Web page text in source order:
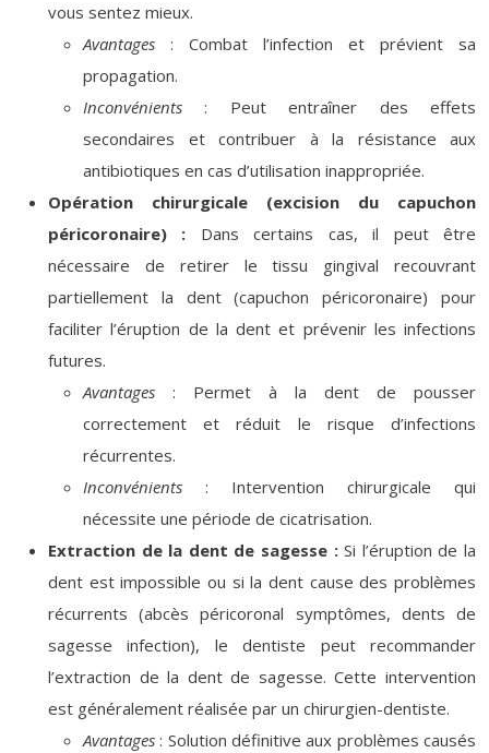
vous sentez mieux.
Avantages : Combat l’infection et prévient sa
propagation.
Inconvénients: Peut entraîner des effets
secondaires et contribuer à la résistance aux
antibiotiques en cas d’utilisation inappropriée.
Opération chirurgicale (excision du capuchon
péricoronaire) : Dans certains cas, il peut être
nécessaire de retirer le tissu gingival recouvrant
partiellement la dent (capuchon péricoronaire) pour
faciliter l’éruption de la dent et prévenir les infections
futures.
Avantages : Permet à la dent de pousser
correctement et réduit le risque d’infections
récurrentes.
Inconvénients : Intervention chirurgicale qui
nécessite une période de cicatrisation.
Extraction de la dent de sagesse :Si l’éruption de la
dent est impossible ou si la dent cause des problèmes
récurrents (abcès péricoronal symptômes, dents de
sagesse infection), le dentiste peut recommander
l’extraction de la dent de sagesse. Cette intervention
est généralement réalisée par un chirurgien-dentiste.
Avantages: Solution définitive aux problèmes causés